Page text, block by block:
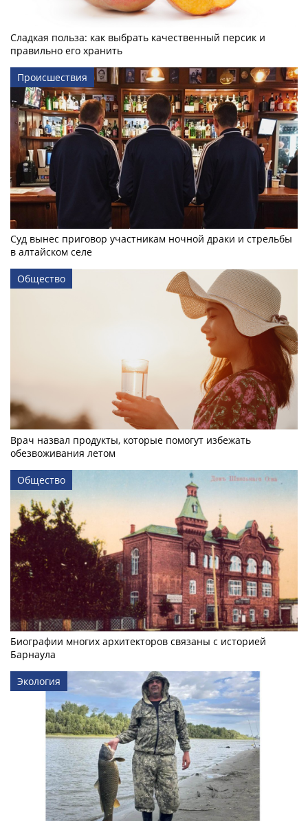
Сладкая польза: как выбрать качественный персик и
правильно его хранить
Происшествия
Суд вынес приговор участникам ночной драки и стрельбы
в алтайском селе
Общество
Врач назвал продукты, которые помогут избежать
обезвоживания летом
Общество
Биографии многих архитекторов связаны с историей
Барнаула
Экология